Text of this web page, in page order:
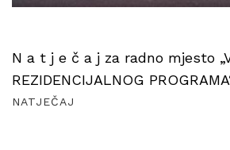
N a t j e č a j za radno mjesto
REZIDENCIJALNOG
NATJEČAJ